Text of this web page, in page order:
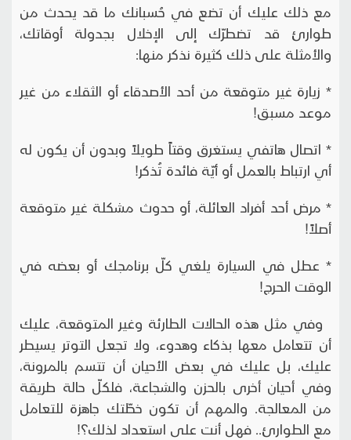
مع ذلك عليك أن تضع في حُسبانك ما قد يحدث من
طوارئ قد تضطرّك إلى الإخلال بجدولة أوقاتك،
والأمثلة على ذلك كثيرة نذكر منها:
* زيارة غير متوقعة من أحد الأصدقاء أو الثقلاء من غير
موعد مسبق!
* اتصال هاتفي يستغرق وقتاً طويلاً وبدون أن يكون له
أي ارتباط بالعمل أو أيّة فائدة تُذكر!
* مرض أحد أفراد العائلة، أو حدوث مشكلة غير متوقعة
أصلاً!
* عطل في السيارة يلغي كلّ برنامجك أو بعضه في
الوقت الحرج!
وفي مثل هذه الحالات الطارئة وغير المتوقعة، عليك
أن تتعامل معها بذكاء وهدوء، ولا تجعل التوتر يسيطر
عليك، بل عليك في بعض الأحيان أن تتسم بالمرونة،
وفي أحيان أخرى بالحزن والشجاعة، فلكلّ حالة طريقة
من المعالجة. والمهم أن تكون خطّتك جاهزة للتعامل
مع الطوارئ.. فهل أنت على استعداد لذلك؟!